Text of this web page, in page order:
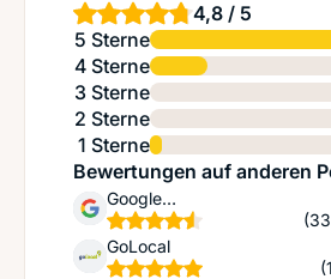
4,8 / 5
5 Sterne
4 Sterne
3 Sterne
2 Sterne
1 Sterne
Bewertungen auf anderen
Google
Unternehmensprofil
GoLocal